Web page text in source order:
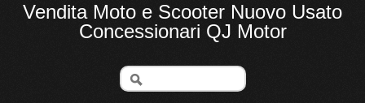
Vendita Moto e Scooter Nuovo Usato
Concessionari QJ Motor